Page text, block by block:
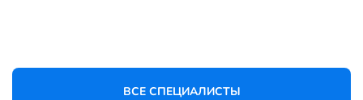
ВСЕ СПЕЦИАЛИСТЫ